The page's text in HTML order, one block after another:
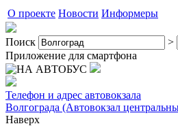
О проекте Новости Информеры
Поиск >
Приложение для смартфона
Телефон и адрес автовокзала
Волгограда (Автовокзал
Наверх